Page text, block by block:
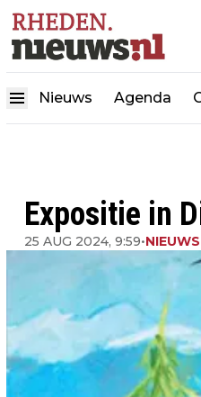
Nieuws Agenda
Expositie in
25 AUG 2024, 9:59•NIEUWS